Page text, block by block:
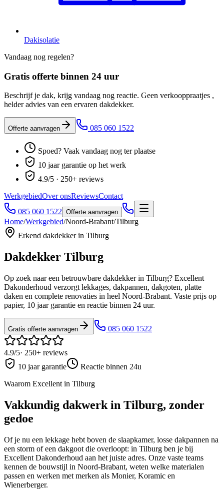
Dakisolatie
Vandaag nog regelen?
Gratis offerte binnen 24 uur
Beschrijf je dak, krijg vandaag nog reactie. Geen verkooppraatjes ,
helder advies van een ervaren dakdekker.
Offerte aanvragen 085 060 1522
Spoed? Vaak vandaag nog ter plaatse
10 jaar garantie op het werk
4.9/5 · 250+ reviews
WerkgebiedOver onsReviewsContact
085 060 1522 Offerte aanvragen
Home/Werkgebied/Noord-Brabant/Tilburg
Erkend dakdekker in Tilburg
Dakdekker Tilburg
Op zoek naar een betrouwbare dakdekker in Tilburg? Excellent
Dakonderhoud verzorgt lekkages, dakpannen, dakgoten, platte
daken en complete renovaties in heel Noord-Brabant. Vaste prijs op
papier, 10 jaar garantie en reactie binnen 24 uur.
Gratis offerte aanvragen 085 060 1522
4.9/5· 250+ reviews
10 jaar garantie
Reactie binnen 24u
Waarom Excellent in Tilburg
Vakkundig dakwerk in Tilburg, zonder
gedoe
Of je nu een lekkage hebt boven de slaapkamer, losse dakpannen na
een storm of een dakgoot die overloopt: in Tilburg ben je bij
Excellent Dakonderhoud aan het juiste adres. Onze vaste teams
kennen de bouwstijl in Noord-Brabant, weten welke materialen
passen en werken met merken als Monier, Koramic en
Wienerberger.